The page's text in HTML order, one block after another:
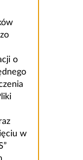
o
w